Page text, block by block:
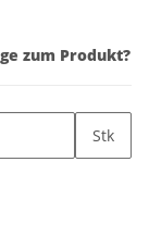
zum Produkt?
Stk